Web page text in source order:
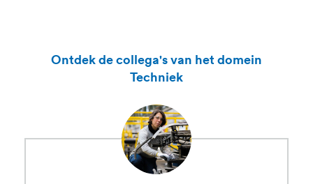
Ontdek de collega's van het domein
Techniek